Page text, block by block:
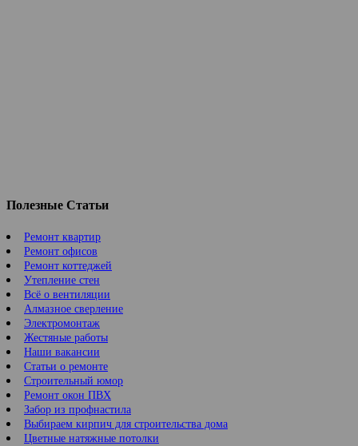
Полезные Статьи
Ремонт квартир
Ремонт офисов
Ремонт коттеджей
Утепление стен
Всё о вентиляции
Алмазное сверление
Электромонтаж
Жестяные работы
Наши вакансии
Статьи о ремонте
Строительный юмор
Ремонт окон ПВХ
Забор из профнастила
Выбираем кирпич для строительства дома
Цветные натяжные потолки